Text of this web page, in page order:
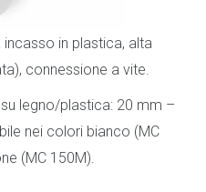
in plastica, alta
connessione a vite.
legno/plastica: 20 mm –
nei colori bianco (MC
(MC 150M).